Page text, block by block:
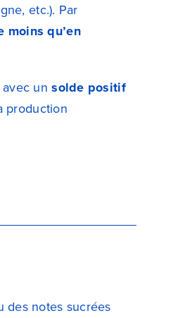
etc.). Par
moins qu’en
avec unsolde positif
production
des notes sucrées